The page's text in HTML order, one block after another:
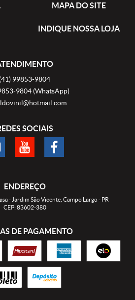
MAPA DO SITE
INDIQUE NOSSA LOJA
(41) 99853-9804
9804 (WhatsApp)
SOCIAIS
ENDEREÇO
- Jardim São Vicente, Campo Largo- PR
CEP: 83602-380
DE PAGAMENTO